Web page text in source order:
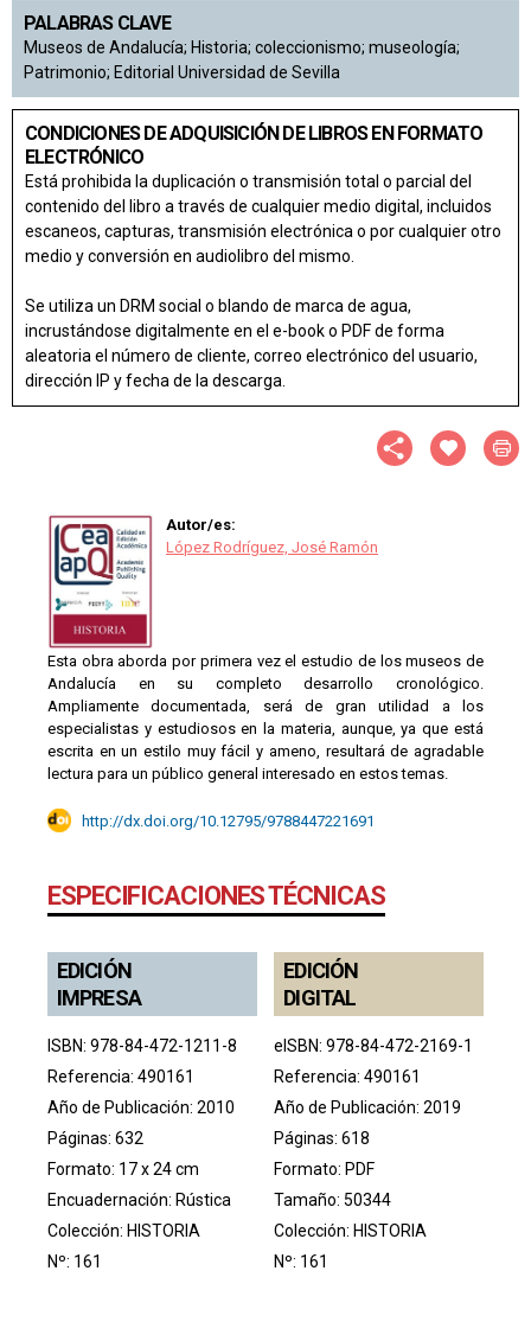
PALABRAS CLAVE
Museos de Andalucía; Historia; coleccionismo; museología;
Patrimonio; Editorial Universidad de Sevilla
CONDICIONES DE ADQUISICIÓN DE LIBROS EN FORMATO
ELECTRÓNICO
Está prohibida la duplicación o transmisión total o parcial del
contenido del libro a través de cualquier medio digital, incluidos
escaneos, capturas, transmisión electrónica o por cualquier otro
medio y conversión en audiolibro del mismo.
Se utiliza un DRM social o blando de marca de agua,
incrustándose digitalmente en el e-book o PDF de forma
aleatoria el número de cliente, correo electrónico del usuario,
dirección IP y fecha de la descarga.
Autor/es:
López Rodríguez, José Ramón
Esta obra aborda por primera vez el estudio de los museos de
Andalucía en su completo desarrollo cronológico.
Ampliamente documentada, será de gran utilidad a los
especialistas y estudiosos en la materia, aunque, ya que está
escrita en un estilo muy fácil y ameno, resultará de agradable
lectura para un público general interesado en estos temas.
http://dx.doi.org/10.12795/9788447221691
ESPECIFICACIONES TÉCNICAS
EDICIÓN
IMPRESA
ISBN: 978-84-472-1211-8
Referencia: 490161
Año de Publicación: 2010
Páginas: 632
Formato: 17 x 24 cm
Encuadernación: Rústica
Colección: HISTORIA
Nº: 161
EDICIÓN
DIGITAL
eISBN: 978-84-472-2169-1
Referencia: 490161
Año de Publicación: 2019
Páginas: 618
Formato: PDF
Tamaño: 50344
Colección:HISTORIA
Nº: 161